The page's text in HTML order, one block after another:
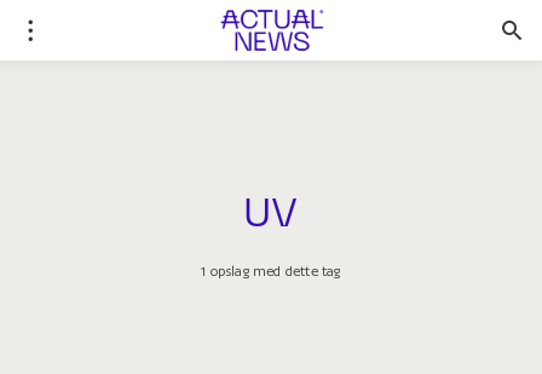
UV
1 opslag med dette tag